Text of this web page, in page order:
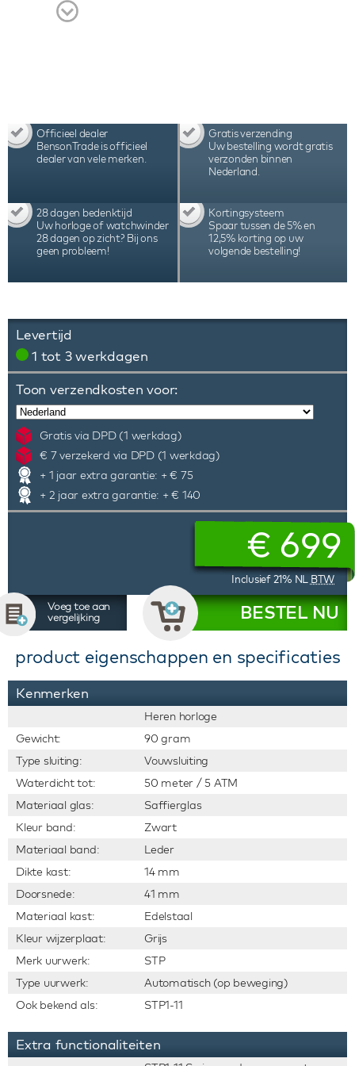
en 3 jaar internationale garantie.
Officieel dealer
BensonTrade is officieel
dealer van vele merken.
Gratis verzending
Uw bestelling wordt gratis
verzonden binnen
Nederland.
28 dagen bedenktijd
Uw horloge of watchwinder
28 dagen op zicht? Bij ons
geen probleem!
Kortingsysteem
Spaar tussen de 5% en
12,5% korting op uw
volgende bestelling!
Levertijd
1 tot 3 werkdagen
Toon verzendkosten voor:
Gratis via DPD (1 werkdag)
€ 7 verzekerd via DPD (1 werkdag)
+ 1 jaar extra garantie: + € 75
+ 2 jaar extra garantie: + € 140
€699
Inclusief 21% NL BTW
Voeg toe aan
vergelijking
BESTEL NU
product eigenschappen en specificaties
Kenmerken
Heren horloge
Gewicht:
90 gram
Type sluiting:
Vouwsluiting
Waterdicht tot:
50 meter / 5 ATM
Materiaal glas:
Saffierglas
Kleur band:
Zwart
Materiaal band:
Leder
Dikte kast:
14 mm
Doorsnede:
41 mm
Materiaal kast:
Edelstaal
Kleur wijzerplaat:
Grijs
Merk uurwerk:
STP
Type uurwerk:
Automatisch (op beweging)
Ook bekend als:
STP1-11
Extra functionaliteiten